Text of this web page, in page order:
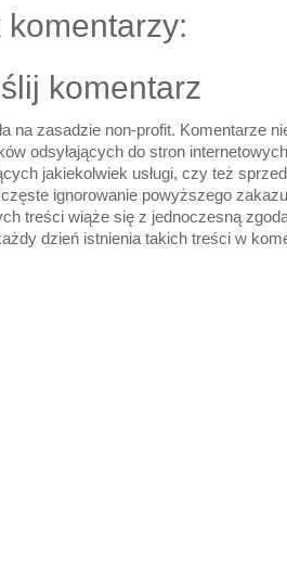
komentarzy:
komentarz
na zasadzie non-profit. Komentarze
odsyłających do stron
jakiekolwiek usługi, czy też
ignorowanie powyższego
treści wiąże się z jednoczesną
dzień istnienia takich treści w